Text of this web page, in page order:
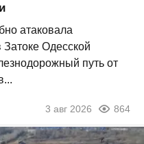
атаковала
Затоке Одесской
путь от
3 авг 2026 864